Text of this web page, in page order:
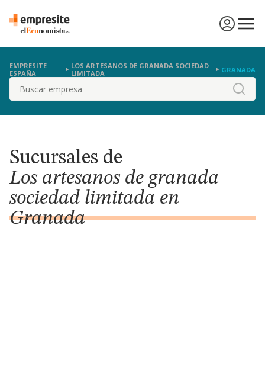
EMPRESITE
ESPAÑA
LOS ARTESANOS DE GRANADA SOCIEDAD
LIMITADA
GRANADA
Buscar
Sucursales de
Los artesanos de granada
sociedad limitada en
Granada